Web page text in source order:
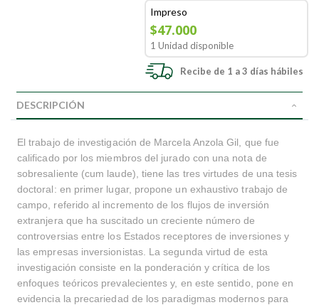
Impreso
$47.000
1 Unidad disponible
Recibe de 1 a 3 días hábiles
DESCRIPCIÓN
El trabajo de investigación de Marcela Anzola Gil, que fue
calificado por los miembros del jurado con una nota de
sobresaliente (cum laude), tiene las tres virtudes de una tesis
doctoral: en primer lugar, propone un exhaustivo trabajo de
campo, referido al incremento de los flujos de inversión
extranjera que ha suscitado un creciente número de
controversias entre los Estados receptores de inversiones y
las empresas inversionistas. La segunda virtud de esta
investigación consiste en la ponderación y crítica de los
enfoques teóricos prevalecientes y, en este sentido, pone en
evidencia la precariedad de los paradigmas modernos para